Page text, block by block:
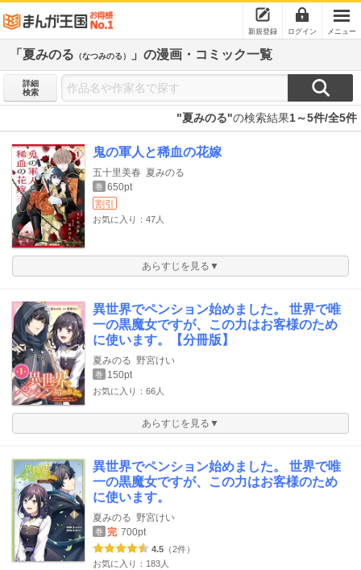
新規登録 ログイン メニュー
「夏みのる （なつみのる） 」の漫画・コミック一覧
詳細
検索
"夏みのる"の検索結果1～5件/全5件
鬼の軍人と稀血の花嫁
五十里美春 夏みのる
巻 650pt
割引
お気に入り：47人
あらすじを見る▼
異世界でペンション始めました。 世界で唯
一の黒魔女ですが、この力はお客様のため
に使います。【分冊版】
夏みのる 野宮けい
巻 150pt
お気に入り：66人
あらすじを見る▼
異世界でペンション始めました。 世界で唯
一の黒魔女ですが、この力はお客様のため
に使います。
夏みのる 野宮けい
巻 完 700pt
4.5 （2件）
お気に入り：183人